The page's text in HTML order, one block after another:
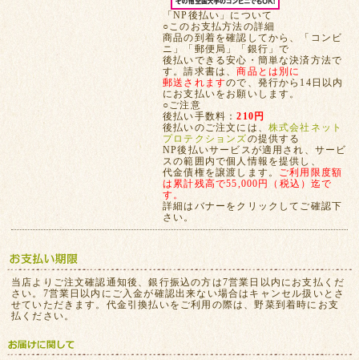
「NP後払い」について
○このお支払方法の詳細
商品の到着を確認してから、「コンビ
ニ」「郵便局」「銀行」で
後払いできる安心・簡単な決済方法で
す。請求書は、商品とは別に
郵送されますので、発行から14日以内
にお支払いをお願いします。
○ご注意
後払い手数料：210円
後払いのご注文には、 株式会社ネット
プロテクションズの提供する
NP後払いサービスが適用され、サービ
スの範囲内で個人情報を提供し、
代金債権を譲渡します。 ご利用限度額
は累計残高で55,000円（税込）迄で
す。
詳細はバナーをクリックしてご確認下
さい。
当店よりご注文確認通知後、銀行振込の方は7営業日以内にお支払くだ
さい。7営業日以内にご入金が確認出来ない場合はキャンセル扱いとさ
せていただきます。代金引換払いをご利用の際は、野菜到着時にお支
払ください。